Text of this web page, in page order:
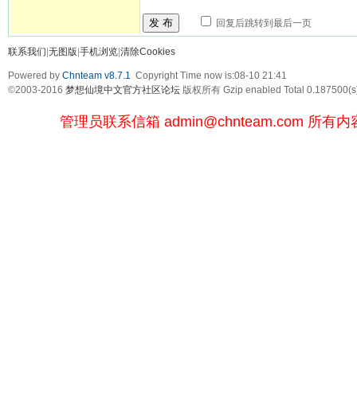
发 布 回复后跳转到最后一页
联系我们 无图版 手机浏览 清除Cookies
Powered by Chnteam v8.7.1 Copyright Time now is:08-10 21:41
©2003-2016 梦想仙境中文官方社区论坛 版权所有 Gzip enabled Total
管理员联系信箱 admin@chnteam.com 所有内